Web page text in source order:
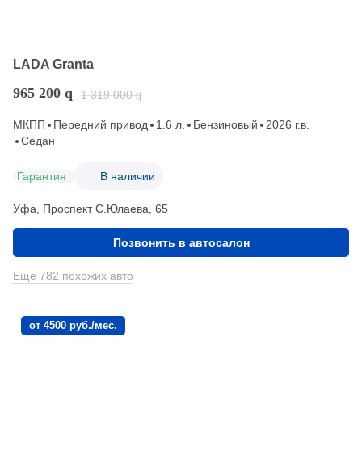
LADA Granta
965 200 q 1 319 000 q
МКПП Передний привод 1.6 л. Бензиновый
2026 г.в.
Седан
Гарантия В наличии
Уфа, Проспект С.Юлаева, 65
Позвонить в автосалон
Еще 782 похожих авто
от 4500 руб./мес.